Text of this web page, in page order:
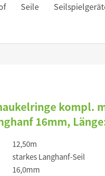
Seile
kompl.
16mm,
12,50m
starkes Langhanf-Seil
16,0mm